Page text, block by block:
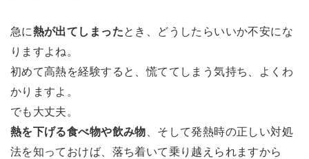
急に熱が出てしまったとき、どうしたらいいか不安にな
りますよね。
初めて高熱を経験すると、慌ててしまう気持ち、よくわ
かりますよ。
でも大丈夫。
熱を下げる食べ物や飲み物 、そして発熱時の正しい対処
法を知っておけば、落ち着いて乗り越えられますから